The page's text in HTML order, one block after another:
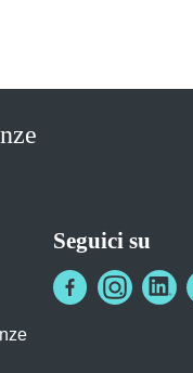
Seguici su